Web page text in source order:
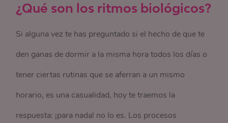
¿Qué son los ritmos biológicos?
Si alguna vez te has preguntado si el hecho de que te
den ganas de dormir a la misma hora todos los días o
tener ciertas rutinas que se aferran a un mismo
horario, es una casualidad, hoy te traemos la
respuesta: ¡para nada! no lo es. Los procesos